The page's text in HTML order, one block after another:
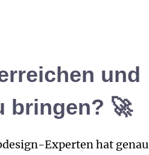
und
bringen? 🚀
Expertenhat genau